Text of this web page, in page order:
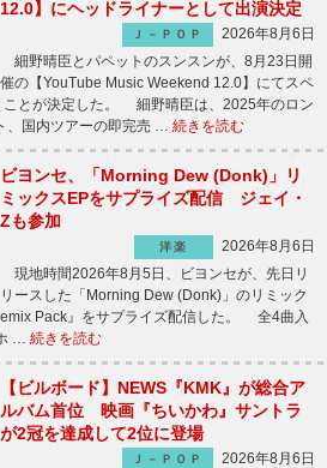
12.0】にヘッドライナーとして出演決定
Ｊ－ＰＯＰ
2026年8月6日
細野晴臣とパペットのスンスンが、8月23日開
催の【YouTube Music Weekend 12.0】にてスペ
ことが決定した。 細野晴臣は、2025年のロン
、国内ツアーの即完売 … 続きを読む
ビヨンセ、「Morning Dew (Donk)」リ
ミックスEPをサプライズ配信 ジェイ・
Zも参加
洋楽
2026年8月6日
現地時間2026年8月5日、ビヨンセが、先日リ
リースした「Morning Dew (Donk)」のリミック
Pack』をサプライズ配信した。 全4曲入
… 続きを読む
【ビルボード】NEWS『KMK』が総合ア
ルバム首位 映画『ちいかわ』サントラ
が2冠を達成して2位に登場
Ｊ－ＰＯＰ
2026年8月6日